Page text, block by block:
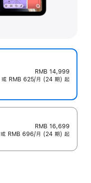
RMB 14,999
或 RMB 625/月 (24 期) 起
RMB 16,699
或 RMB 696/月 (24 期) 起